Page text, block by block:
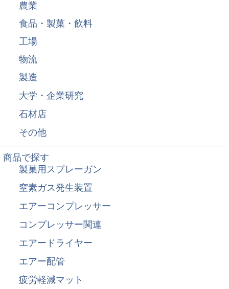
農業
食品・製菓・飲料
工場
物流
製造
大学・企業研究
石材店
その他
商品で探す
製菓用スプレーガン
窒素ガス発生装置
エアーコンプレッサー
コンプレッサー関連
エアードライヤー
エアー配管
疲労軽減マット